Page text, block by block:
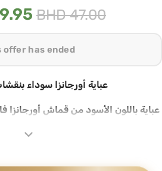
BHD47.00
offer has ended
عباية أورجانزا سوداء
عباية باللون الأسود من قماش أورجانزا
أنيقة تضيف طابعاً